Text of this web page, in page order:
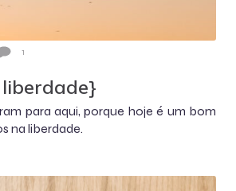
1
para aqui, porque hoje é um bom
na liberdade.